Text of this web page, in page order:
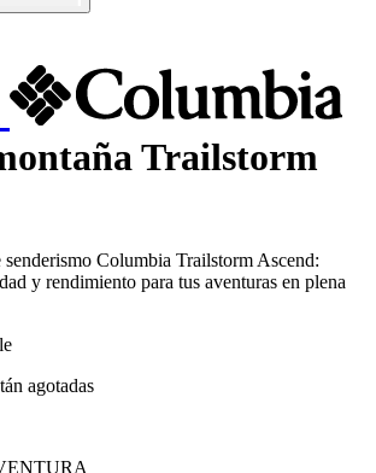
Trailstorm
senderismo Columbia Trailstorm Ascend:
y rendimiento para tus aventuras en plena
agotadas